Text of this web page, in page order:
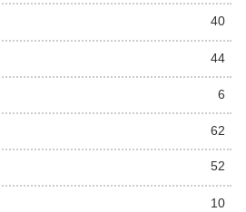
40
44
6
62
52
10